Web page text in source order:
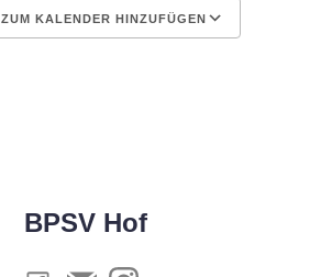
ZUM KALENDER HINZUFÜGEN
BPSV Hof